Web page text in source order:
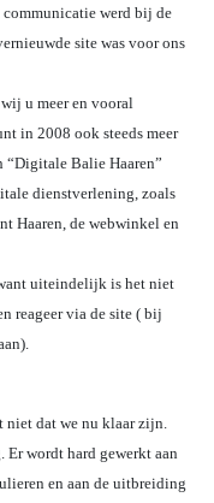
werd bij de
site was voor ons
u meer en vooral
in 2008 ook steeds meer
“Digitale Balie Haaren”
dienstverlening, zoals
Haaren, de webwinkel en
uiteindelijk is het niet
reageer via de site ( bij
niet dat we nu klaar zijn.
wordt hard gewerkt aan
en aan de uitbreiding